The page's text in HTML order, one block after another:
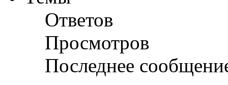
Ответов
Просмотров
Последнее